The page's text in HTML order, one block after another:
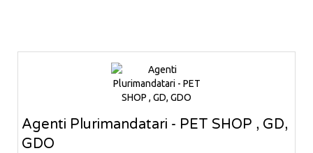
Agenti Plurimandatari - PET SHOP , GD,
GDO